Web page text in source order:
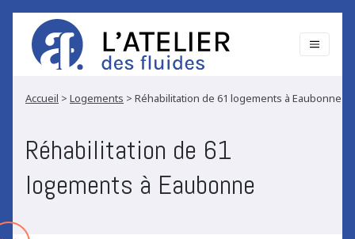
Accueil > Logements > Réhabilitation de 61 logements à Eaubonne
Réhabilitation de 61
logements à Eaubonne